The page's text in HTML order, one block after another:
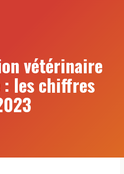
vétérinaire
: les chiffres